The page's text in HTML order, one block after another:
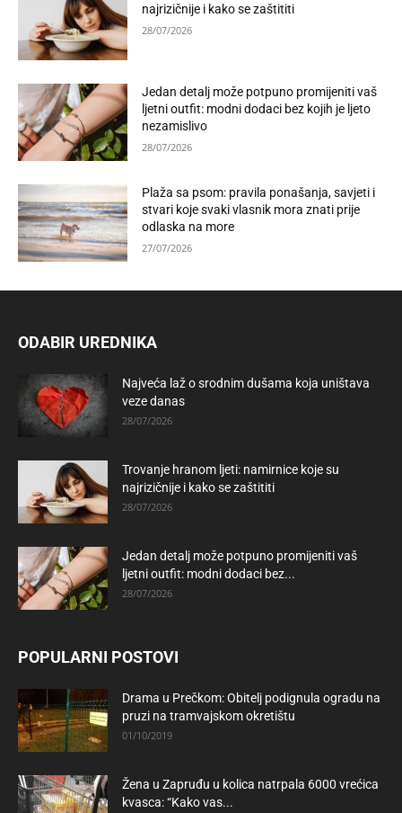
najrizičnije i kako se zaštititi
28/07/2026
Jedan detalj može potpuno promijeniti vaš
ljetni outfit: modni dodaci bez kojih je ljeto
nezamislivo
28/07/2026
Plaža sa psom: pravila ponašanja, savjeti i
stvari koje svaki vlasnik mora znati prije
odlaska na more
27/07/2026
ODABIR UREDNIKA
Najveća laž o srodnim dušama koja uništava
veze danas
28/07/2026
Trovanje hranom ljeti: namirnice koje su
najrizičnije i kako se zaštititi
28/07/2026
Jedan detalj može potpuno promijeniti vaš
ljetni outfit: modni dodaci bez...
28/07/2026
POPULARNI POSTOVI
Drama u Prečkom: Obitelj podignula ogradu na
pruzi na tramvajskom okretištu
01/10/2019
Žena u Zapruđu u kolica natrpala 6000 vrećica
kvasca: “Kako vas...